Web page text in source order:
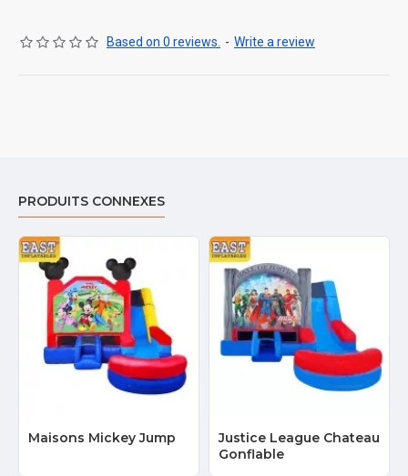
Based on 0 reviews. - Write a review
PRODUITS CONNEXES
Maisons Mickey Jump
Justice League Chateau
Gonflable